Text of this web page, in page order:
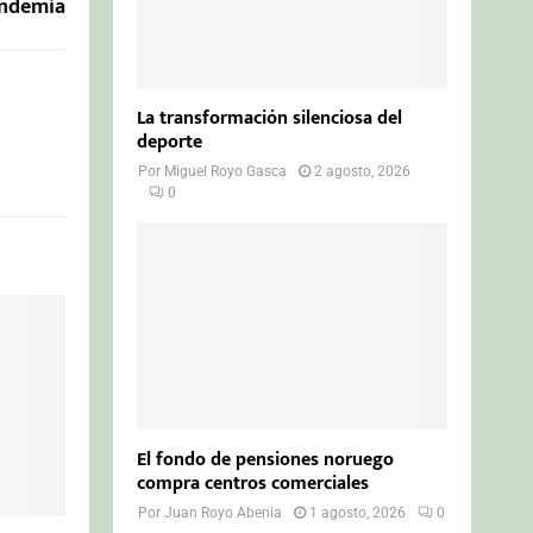
La transformación silenciosa del
deporte
Por Miguel Royo Gasca
2 agosto, 2026
0
El fondo de pensiones noruego
compra centros comerciales
PorJuan Royo Abenia 1 agosto, 2026 0